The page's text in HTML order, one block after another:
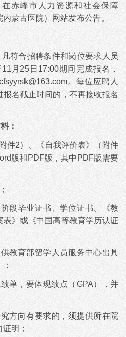
赤峰市人力资源和社会保障
蒙古医院）网站发布公告。
符合招聘条件和岗位要求人员
月25日17:00期间完成报名，
@163.com。每位应聘人
报名截止时间的，不再接收报名
：
件2）、《自我评价表》（附件
版和PDF版，其中PDF版需要
段毕业证书、学位证书、《教
表》或《中国高等教育学历认证
教育部留学人员服务中心出具
单，要体现绩点（GPA），并
方向有要求的，须提供所在院
明；